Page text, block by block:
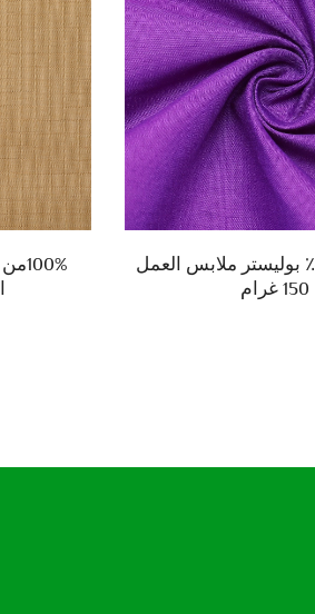
60٪ قطن 40٪ بوليستر ملابس العمل
150 غرام